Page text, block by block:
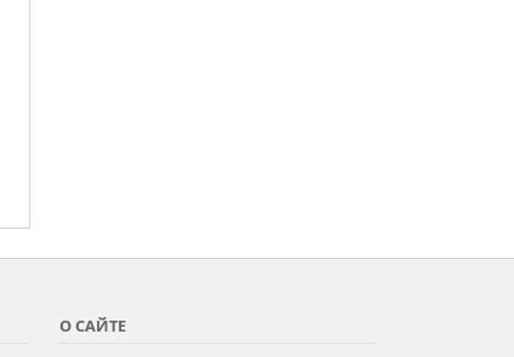
О САЙТЕ